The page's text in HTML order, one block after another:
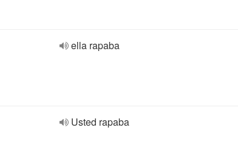
ella rapaba
Usted rapaba